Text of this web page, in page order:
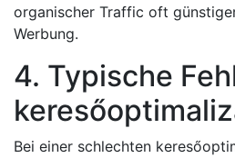
organischer Traffic oft
Werbung.
4. Typische
Bei einer schlechten